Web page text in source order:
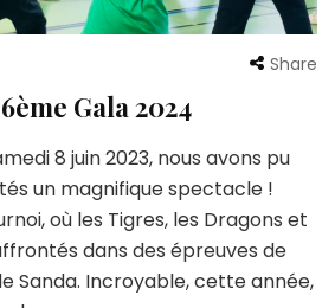
Share
Gala 2024
8 juin 2023, nous avons pu
un magnifique spectacle !
où les Tigres, les Dragons et
dans des épreuves de
Sanda. Incroyable, cette année,